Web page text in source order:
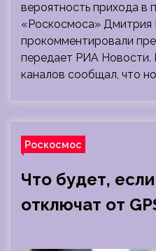
вероятность прихода в
«Роскосмоса» Дмитрия
прокомментировали
передает РИА Новости.
каналов сообщал, что
Роскосмос
Что будет,
отключат от